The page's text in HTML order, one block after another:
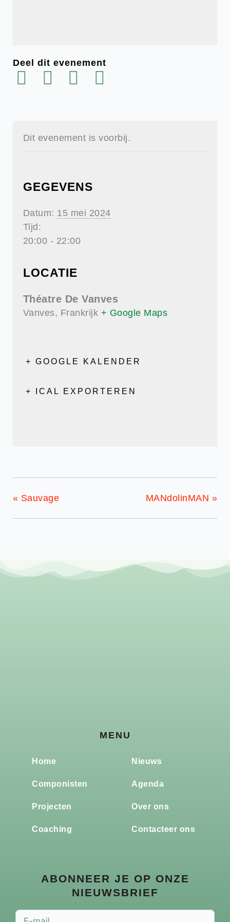
Deel dit evenement
Dit evenement is voorbij.
GEGEVENS
Datum: 15 mei 2024
Tijd:
20:00 - 22:00
LOCATIE
Théatre De Vanves
Vanves, Frankrijk + Google Maps
+ GOOGLE KALENDER
+ ICAL EXPORTEREN
« Sauvage MANdolinMAN »
MENU
Home
Componisten
Projecten
Coaching
Nieuws
Agenda
Over ons
Contacteer ons
ABONNEER JE OP ONZE
NIEUWSBRIEF